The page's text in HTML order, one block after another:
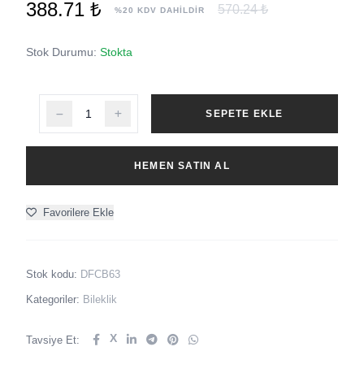
388.71 ₺
%20 KDV DAHİLDİR 570.24 ₺
Stok Durumu: Stokta
SEPETE EKLE
HEMEN SATIN AL
Favorilere Ekle
Stok kodu: DFCB63
Kategoriler: Bileklik
Tavsiye Et: X